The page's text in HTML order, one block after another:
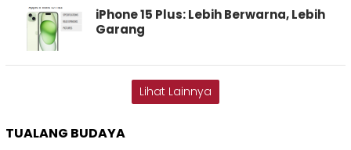
iPhone 15 Plus: Lebih Berwarna, Lebih
Garang
Lihat Lainnya
TUALANG BUDAYA